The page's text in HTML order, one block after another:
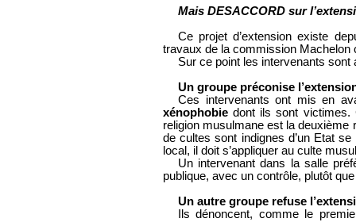
Mais DESACCORD sur
Ce projet d’extension existe
travaux de la commission Machelon
Sur ce point les intervenants sont
Un groupe préconise
Ces intervenants ont mis en
xénophobie dont ils sont victimes.
religion musulmane est la deuxième
de cultes sont indignes d’un Etat
local, il doit s’appliquer au culte
Un intervenant dans la salle
publique, avec un contrôle, plutôt
Un autre groupe refuse
Ils dénoncent, comme le